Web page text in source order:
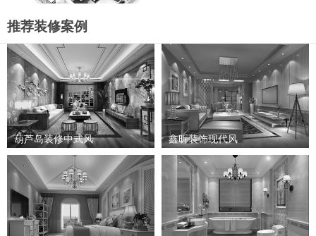
推荐装修案例
葫芦岛装修中式风 鑫昕装饰现代风